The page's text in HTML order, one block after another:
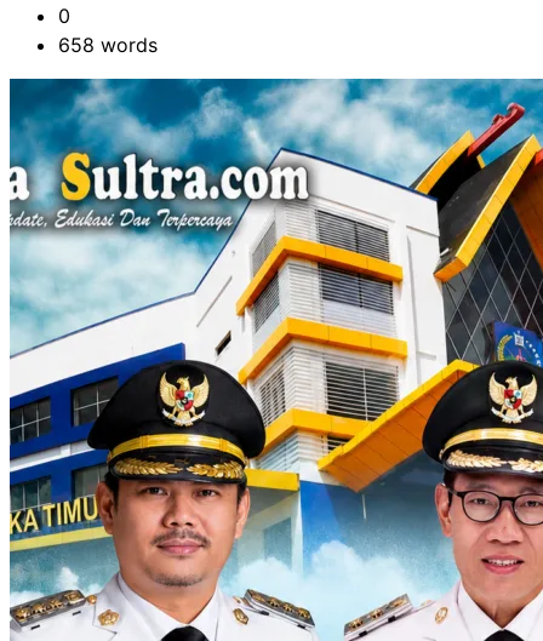
0
658 words